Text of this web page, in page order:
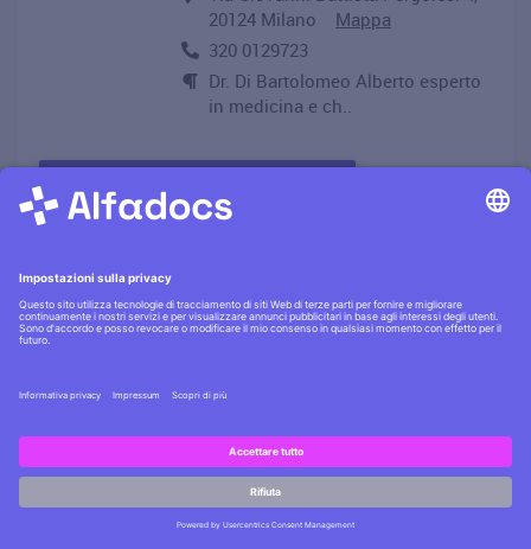
20124 Milano Mappa
320 0129723
Dr. Di Bartolomeo Alberto esperto
in medicina e ch..
PRENOTA APPUNTAMENTO
K & M Center
3314523612
PRENOTA APPUNTAMENTO